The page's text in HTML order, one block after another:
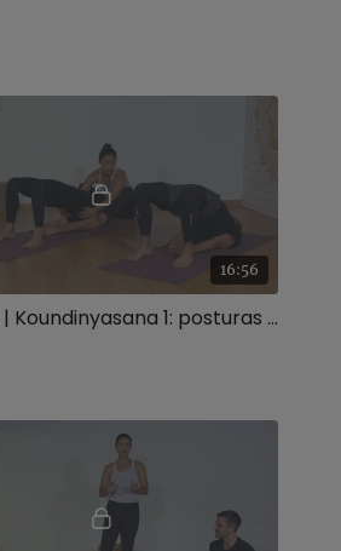
16:56
Vídeo 4 | Koundinyasana 1: posturas finales